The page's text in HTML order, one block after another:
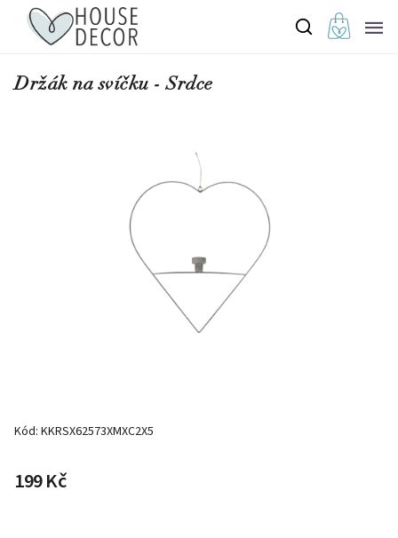
Držák na svíčku - Srdce
Kód: KKRSX62573XMXC2X5
199 Kč